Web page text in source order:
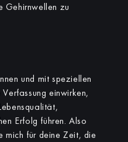
Gehirnwellen zu
und mit speziellen
einwirken,
Erfolg führen. Also
mich für deine Zeit, die